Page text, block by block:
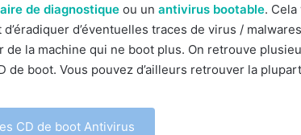
de diagnostique ou un antivirus bootable.
d’éventuelles traces de virus /
de la machine qui ne boot plus. On retrouve
de boot. Vous pouvez d’ailleurs retrouver la
CD de boot Antivirus